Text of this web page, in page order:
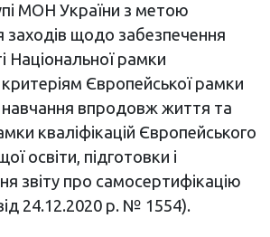
МОН України з метою
заходів щодо забезпечення
Національної рамки
критеріям Європейської рамки
навчання впродовж життя та
кваліфікацій Європейського
освіти, підготовки і
звіту про самосертифікацію
24.12.2020 р. № 1554).